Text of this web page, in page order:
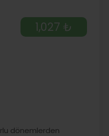
1,027 ₺
dönemlerden